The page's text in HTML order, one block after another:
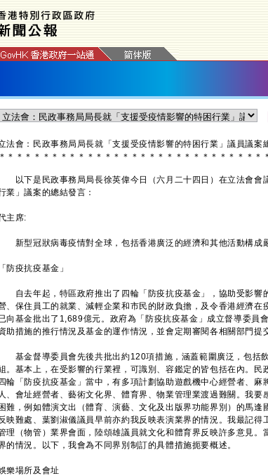
法會：民政事務局局長就「支援受疫情影響的特困行業」議員議案
＊ ＊ ＊ ＊ ＊ ＊ ＊ ＊ ＊ ＊ ＊ ＊ ＊ ＊ ＊ ＊ ＊ ＊ ＊ ＊ ＊ ＊ ＊ ＊ ＊ ＊ ＊ ＊ ＊ ＊
以下是民政事務局局長徐英偉今日（六月二十四日）在立法會會
業」議案的總結發言：
主席:
新型冠狀病毒疫情對全球，包括香港廣泛的經濟和其他活動構成嚴
「防疫抗疫基金」
自去年起，特區政府推出了四輪「防疫抗疫基金」，協助受影響
、保住員工的就業、減輕企業和市民的財政負擔，及令香港經濟
向基金批出了1,689億元。政府為「防疫抗疫基金」成立督導委員
助措施的推行情況及基金的運作情況，並會定期審閱各相關部門提
基金督導委員會先後共批出約120項措施，涵蓋範圍廣泛，包括
。基本上，在受影響的行業裡，可識別、容鑑定的皆包括在內。
四輪「防疫抗疫基金」當中，有多項計劃協助遊戲機中心經營者、
人、會址經營者、藝術文化界、體育界、物業管理業渡過難關。我
困難，例如體演文出（體育、演藝、文化及出版界功能界別）的馬
映難處、葉劉淑儀議員早前亦約我反映表演業界的情況。我最記
理（物管）業界會面，陸頌雄議員就文化和體育界反映許多意見
的情況。以下，我會為不同界別制訂的具體措施扼要概述。
樂場所及會址